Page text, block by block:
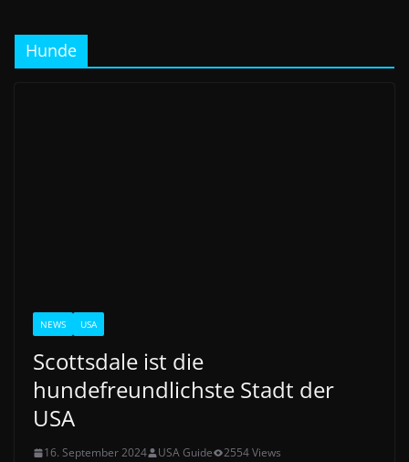
Hunde
NEWS USA
Scottsdale ist die
hundefreundlichste Stadt der
USA
16. September 2024 USA Guide
2554 Views